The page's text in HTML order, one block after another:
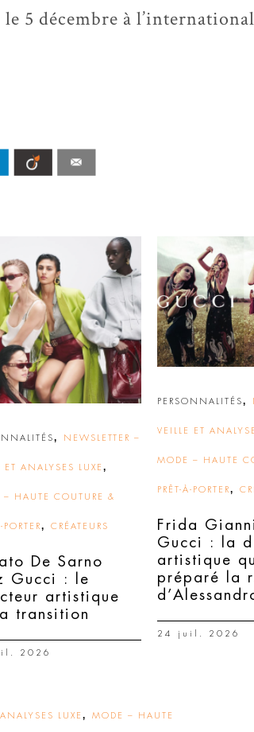
5 décembre à
, NEWSLETTER –
ET ANALYSES LUXE ,
– HAUTE COUTURE &
PORTER, CRÉATEURS
De Sarno
Gucci : le
artistique
transition
2026
PERSONNALITÉS,
VEILLE ET
MODE – HAUTE
PRÊT-À-PORTER,
Frida
Gucci : la
artistique
préparé la
24 juil. 2026
LUXE , MODE – HAUTE